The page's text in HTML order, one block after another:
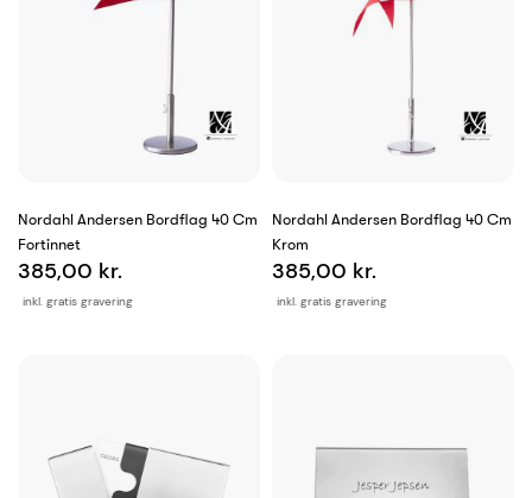
Nordahl Andersen Bordflag 40 Cm
Fortinnet
inkl. gratis gravering
385,00 kr.
Nordahl Andersen Bordflag 40 Cm
Krom
inkl. gratis gravering
385,00 kr.